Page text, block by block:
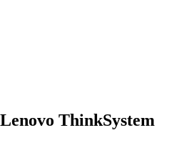
ThinkSystem